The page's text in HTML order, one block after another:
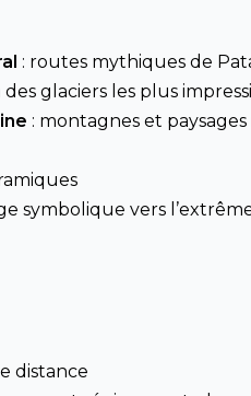
: routes mythiques de
des glaciers les plus
: montagnes et
symbolique vers
distance